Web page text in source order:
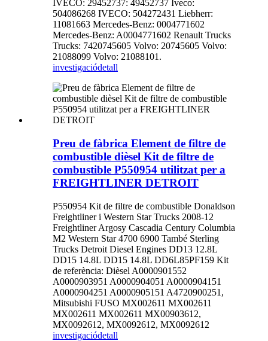
IVECO: 29452737: 49452737 Iveco:
504086268 IVECO: 504272431 Liebherr:
11081663 Mercedes-Benz: 0004771602
Mercedes-Benz: A0004771602 Renault Trucks
Trucks: 7420745605 Volvo: 20745605 Volvo:
21088099 Volvo: 21088101.
investigaciódetall
Preu de fàbrica Element de filtre de
combustible dièsel Kit de filtre de
combustible P550954 utilitzat per a
FREIGHTLINER DETROIT
P550954 Kit de filtre de combustible Donaldson
Freightliner i Western Star Trucks 2008-12
Freightliner Argosy Cascadia Century Columbia
M2 Western Star 4700 6900 També Sterling
Trucks Detroit Diesel Engines DD13 12.8L
DD15 14.8L DD15 14.8L DD6L85PF159 Kit
de referència: Dièsel A0000901552
A0000903951 A0000904051 A0000904151
A0000904251 A0000905151 A4720900251,
Mitsubishi FUSO MX002611 MX002611
MX002611 MX002611 MX00903612,
MX0092612, MX0092612, MX0092612
investigaciódetall